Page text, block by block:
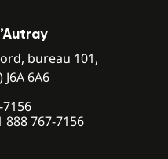
bureau 101,
J6A 6A6
7156
888 767-7156